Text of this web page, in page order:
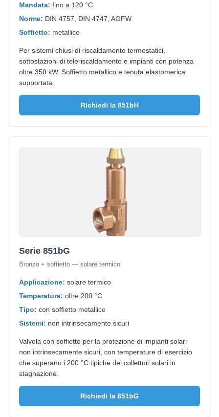
Mandata: fino a 120 °C
Norme: DIN 4757, DIN 4747, AGFW
Soffietto: metallico
Per sistemi chiusi di riscaldamento termostatici,
sottostazioni di teleriscaldamento e impianti con potenza
oltre 350 kW. Soffietto metallico e tenuta elastomerica
supportata.
Richiedi la 851bH
Serie 851bG
Bronzo + soffietto — solare termico
Applicazione: solare termico
Temperatura: oltre 200 °C
Tipo: con soffietto metallico
Sistemi: non intrinsecamente sicuri
Valvola con soffietto per la protezione di impianti solari
non intrinsecamente sicuri, con temperature di esercizio
che superano i 200 °C tipiche dei collettori solari in
stagnazione.
Richiedi la 851bG